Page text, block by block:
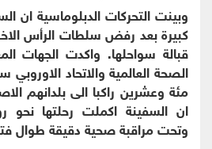
وبينت التحركات الدبلوماسية ان
كبيرة بعد رفض سلطات الرأس
قبالة سواحلها. واكدت الجهات
الصحة العالمية والاتحاد
مئة وعشرين راكبا الى بلدانهم
ان السفينة اكملت رحلتها نحو
وتحت مراقبة صحية دقيقة طوال